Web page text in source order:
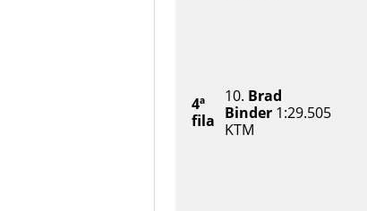
4ª
fila
10. Brad
Binder 1:29.505
KTM